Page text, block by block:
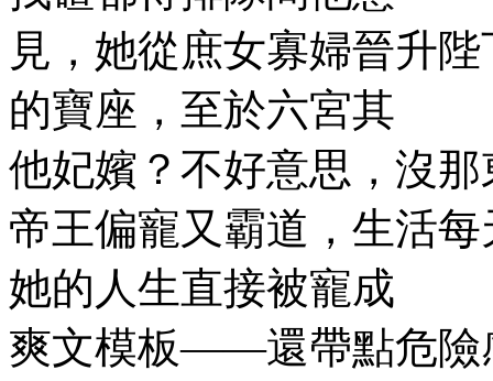
見，她從庶女寡婦晉升
的寶座，至於六宮其
他妃嬪？不好意思，沒那
帝王偏寵又霸道，生活
她的人生直接被寵成
爽文模板——還帶點危險